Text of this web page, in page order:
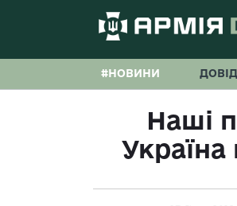
#НОВИНИ
Наші